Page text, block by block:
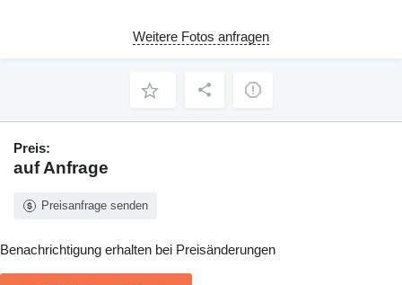
Weitere Fotos anfragen
Preis:
auf Anfrage
Preisanfrage senden
Benachrichtigung erhalten bei Preisänderungen